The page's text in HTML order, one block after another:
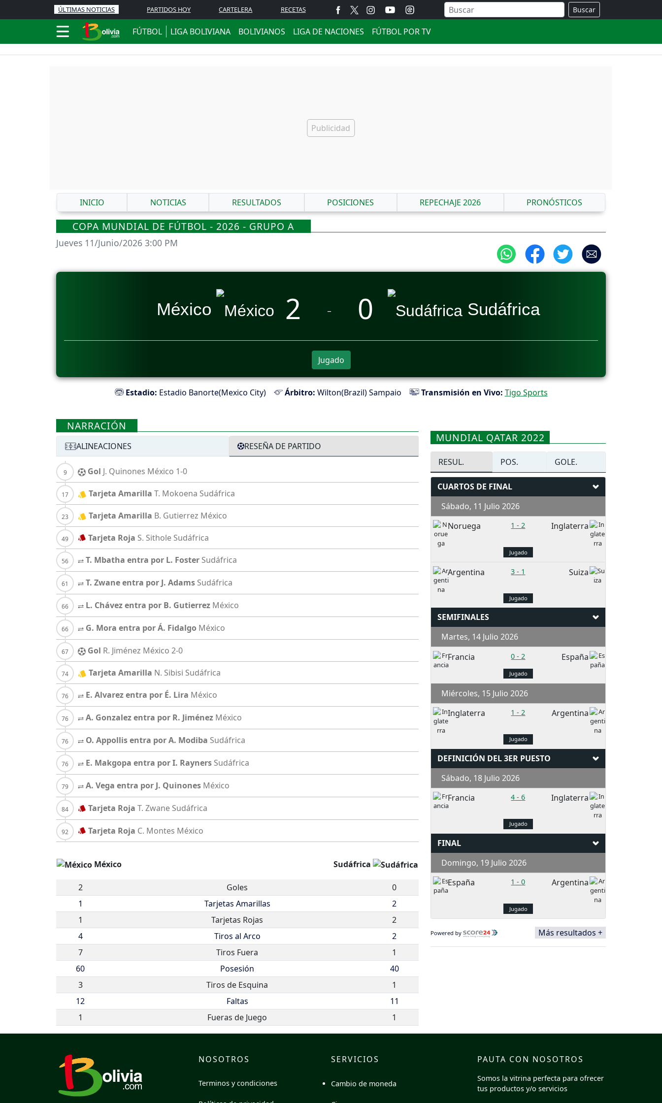
ÚLTIMAS NOTICIAS PARTIDOS HOY CARTELERA RECETAS Buscar
FÚTBOL LIGA BOLIVIANA BOLIVIANOS LIGA DE NACIONES FÚTBOL POR TV
INICIO NOTICIAS RESULTADOS POSICIONES REPECHAJE 2026 PRONÓSTICOS
COPA MUNDIAL DE FÚTBOL - 2026 - GRUPO A
Jueves 11/Junio/2026 3:00 PM
México 2 0 Sudáfrica
Jugado
Estadio: Estadio Banorte(Mexico City) Árbitro: Wilton(Brazil) Sampaio Transmisión en Vivo: Tigo Sports
NARRACIÓN
ALINEACIONES RESEÑA DE PARTIDO
Gol J. Quinones México 1-0
Tarjeta Amarilla T. Mokoena Sudáfrica
Tarjeta Amarilla B. Gutierrez México
Tarjeta Roja S. Sithole Sudáfrica
T. Mbatha entra por L. Foster Sudáfrica
T. Zwane entra por J. Adams Sudáfrica
L. Chávez entra por B. Gutierrez México
G. Mora entra por Á. Fidalgo México
Gol R. Jiménez México 2-0
Tarjeta Amarilla N. Sibisi Sudáfrica
E. Alvarez entra por É. Lira México
A. Gonzalez entra por R. Jiménez México
O. Appollis entra por A. Modiba Sudáfrica
E. Makgopa entra por I. Rayners Sudáfrica
A. Vega entra por J. Quinones México
Tarjeta Roja T. Zwane Sudáfrica
Tarjeta Roja C. Montes México
México Sudáfrica
2 Goles
0
1
Tarjetas Amarillas
2
1
Tarjetas Rojas
2
4
Tiros al Arco
2
7
Tiros Fuera
1
60
Posesión
40
3
Tiros de Esquina
1
12
Faltas
11
1
Fueras de Juego 1
MUNDIAL QATAR 2022
RESUL. POS. GOLE.
CUARTOS DE FINAL
Sábado, 11 Julio 2026
Noruega
1 -2 Inglaterra
Jugado
Argentina 3 - 1 Suiza
Jugado
SEMIFINALES
Martes, 14 Julio 2026
Francia
0 - 2 España
Jugado
Miércoles, 15 Julio 2026
Inglaterra
1 -2 Argentina
Jugado
DEFINICIÓN DEL 3ER PUESTO
Sábado, 18 Julio 2026
Francia
4 -6 Inglaterra
Jugado
FINAL
Domingo, 19 Julio 2026
España
1 -0 Argentina
Jugado
Powered by Más resultados +
NOSOTROS
Terminos y condiciones
SERVICIOS
Cambio de moneda
PAUTA CON NOSOTROS
Somos la vitrina perfecta para ofrecer
tus productos y/o servicios